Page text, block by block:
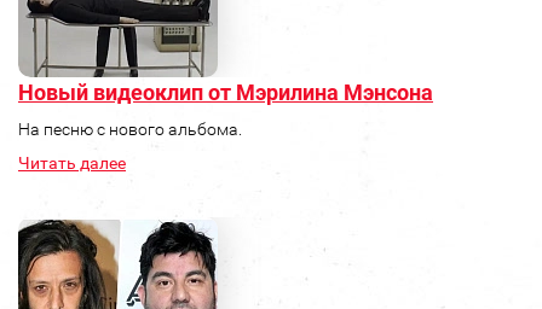
Новый видеоклип от Мэрилина Мэнсона
На песню с нового альбома.
Читать далее